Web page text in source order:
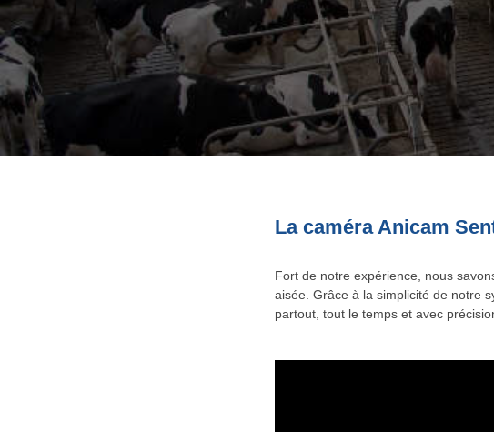
La caméra Anicam
Fort de notre expérience, nous
aisée. Grâce à la simplicité de notre
partout, tout le temps et avec